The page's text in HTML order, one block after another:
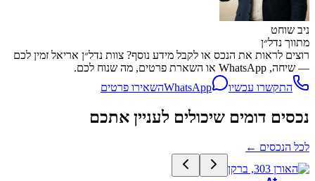
ניב שוחט
מתווך נדל״ן
רוצים לראות את הנכס או לקבל מידע נוסף? צוות נדל״ן אריאל זמין לכם
— שיחה, WhatsApp או השארת פרטים, מה שנוח לכם.
התקשרו עכשיו
WhatsAppהשאירו פרטים
נכסים דומים שיכולים לעניין אתכם
לכל הנכסים ←